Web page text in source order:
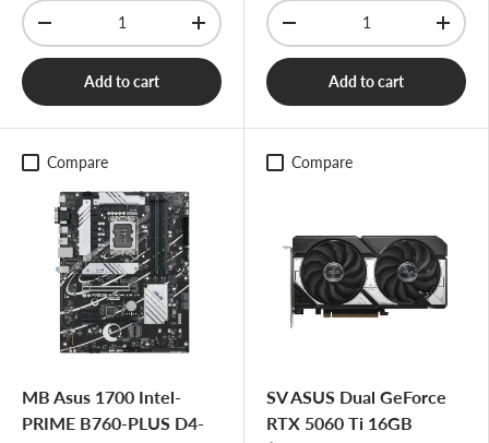
Qty
-
+
Add to cart
Qty
-
+
Add to cart
Compare
MB Asus 1700 Intel-
PRIME B760-PLUS D4-
Compare
SV ASUS Dual GeForce
RTX 5060 Ti 16GB